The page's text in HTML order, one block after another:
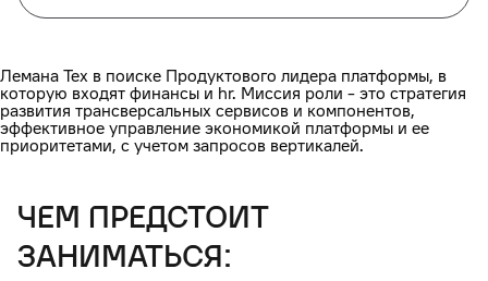
Лемана Тех в поиске Продуктового лидера платформы, в
которую входят финансы и hr. Миссия роли - это стратегия
развития трансверсальных сервисов и компонентов,
эффективное управление экономикой платформы и ее
приоритетами, с учетом запросов вертикалей.
чем предстоит
заниматься: